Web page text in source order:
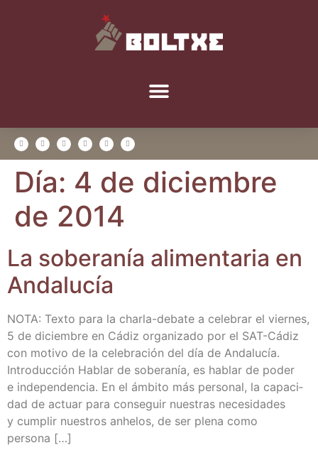
Día: 4 de diciembre
de 2014
La sobe­ra­nía ali­men­ta­ria en
Andalucía
NOTA: Tex­to para la cha­r­­la-deba­­te a cele­brar el vier­nes,
5 de diciem­bre en Cádiz orga­ni­za­do por el SAT-Cádiz
con moti­vo de la cele­bra­ción del día de Anda­lu­cía.
Intro­duc­ción Hablar de sobe­ra­nía, es hablar de poder
e inde­pen­den­cia. En el ámbi­to más per­so­nal, la capa­ci­
dad de actuar para con­se­guir nues­tras nece­si­da­des
y cum­plir nues­tros anhe­los, de ser ple­na como
persona […]